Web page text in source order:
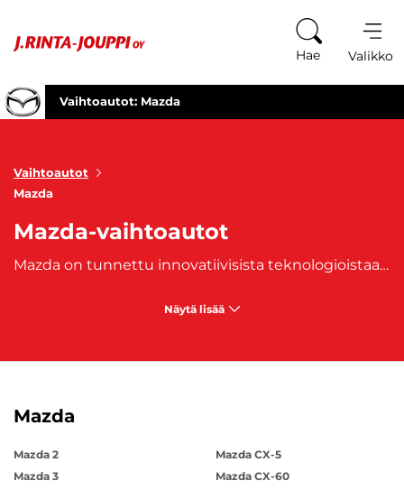
Hae Valikko
Vaihtoautot: Mazda
Vaihtoautot
Mazda
Mazda-vaihtoautot
Mazda on tunnettu innovatiivisista teknologioistaan ja ajamisen ilosta, joka on suunniteltu kuljettajaa varten. Mazdan filosofiassa keskiössä on yhteys kuljettajan ja auton välillä. Mazdan tunnusomaiset Skyactiv-teknologiat ovat kehitetty parantamaan suorituskykyä ja polttoainetehokkuutta, mikä tekee ajamisesta taloudellista ilman kompromisseja tehoon tai ajonautintoon. Mazdan ajoneuvot tunnetaan niiden tyylikkäästä ja ajattomasta muotoilusta, joka yhdistyy huippuluokan ajo-ominaisuuksiin. Mazda-vaihtoautot tarjoavat loistavan mahdollisuuden hankkia laadukas ja luotettava ajoneuvo edullisemmalla hinnalla. Vaihtoautoina Mazda-mallit ovat erittäin arvostettuja, sillä niiden kestävä rakenne, taloudellisuus ja ajomukavuus säilyvät pitkään. .
Näytä lisää
Mazda
Mazda 2
Mazda 3
Mazda CX-5
Mazda CX-60